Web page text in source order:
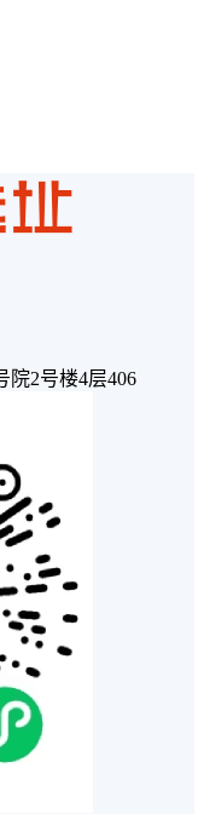
院2号楼4层406